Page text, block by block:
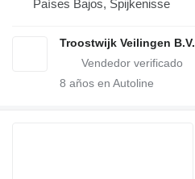
Países Bajos, Spijkenisse
Troostwijk Veilingen B.V.
8 años en Autoline